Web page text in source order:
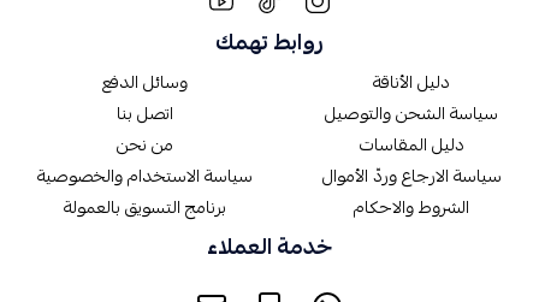
روابط تهمك
دليل الأناقة
سياسة الشحن والتوصيل
دليل المقاسات
سياسة الارجاع وردّ الأموال
الشروط والاحكام
وسائل الدفع
اتصل بنا
من نحن
سياسة الاستخدام والخصوصية
برنامج التسويق بالعمولة
خدمة العملاء